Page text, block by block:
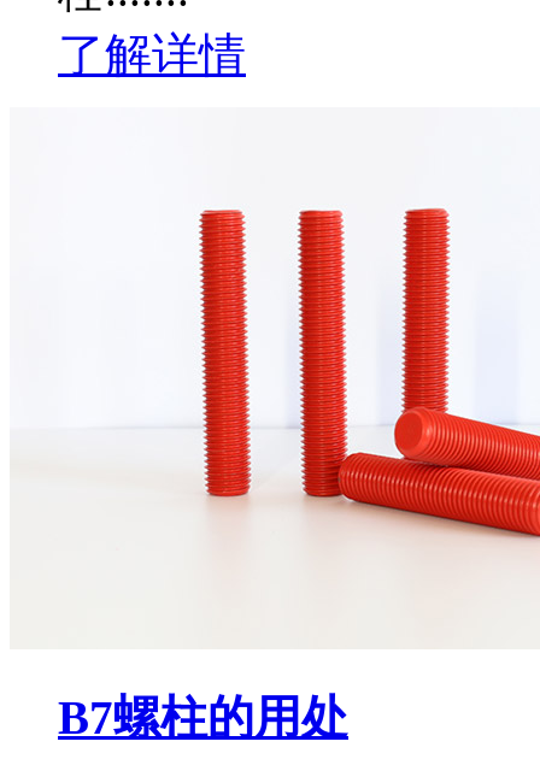
了解详情
B7螺柱的用处